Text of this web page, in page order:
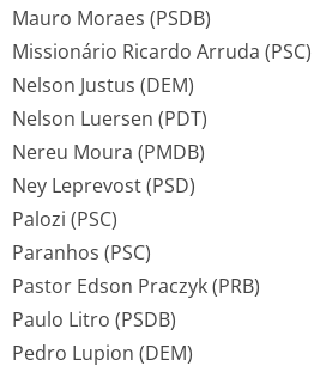
Mauro Moraes (PSDB)
Missionário Ricardo Arruda (PSC)
Nelson Justus (DEM)
Nelson Luersen (PDT)
Nereu Moura (PMDB)
Ney Leprevost (PSD)
Palozi (PSC)
Paranhos (PSC)
Pastor Edson Praczyk (PRB)
Paulo Litro (PSDB)
Pedro Lupion (DEM)